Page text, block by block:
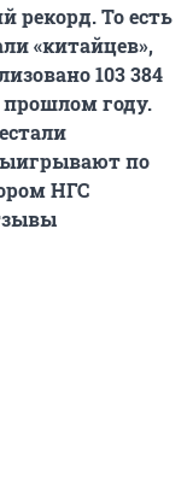
рекорд. То есть
«китайцев»,
103 384
прошлом году.
по
НГС